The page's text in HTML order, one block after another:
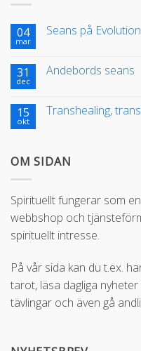
04
mar
Seans på
31
dec
Andebords seans
15
okt
Transhealing,
OM SIDAN
Spirituellt fungerar som
webbshop och
spirituellt intresse.
På vår sida kan du t.ex.
tarot, läsa dagliga
tävlingar och även gå